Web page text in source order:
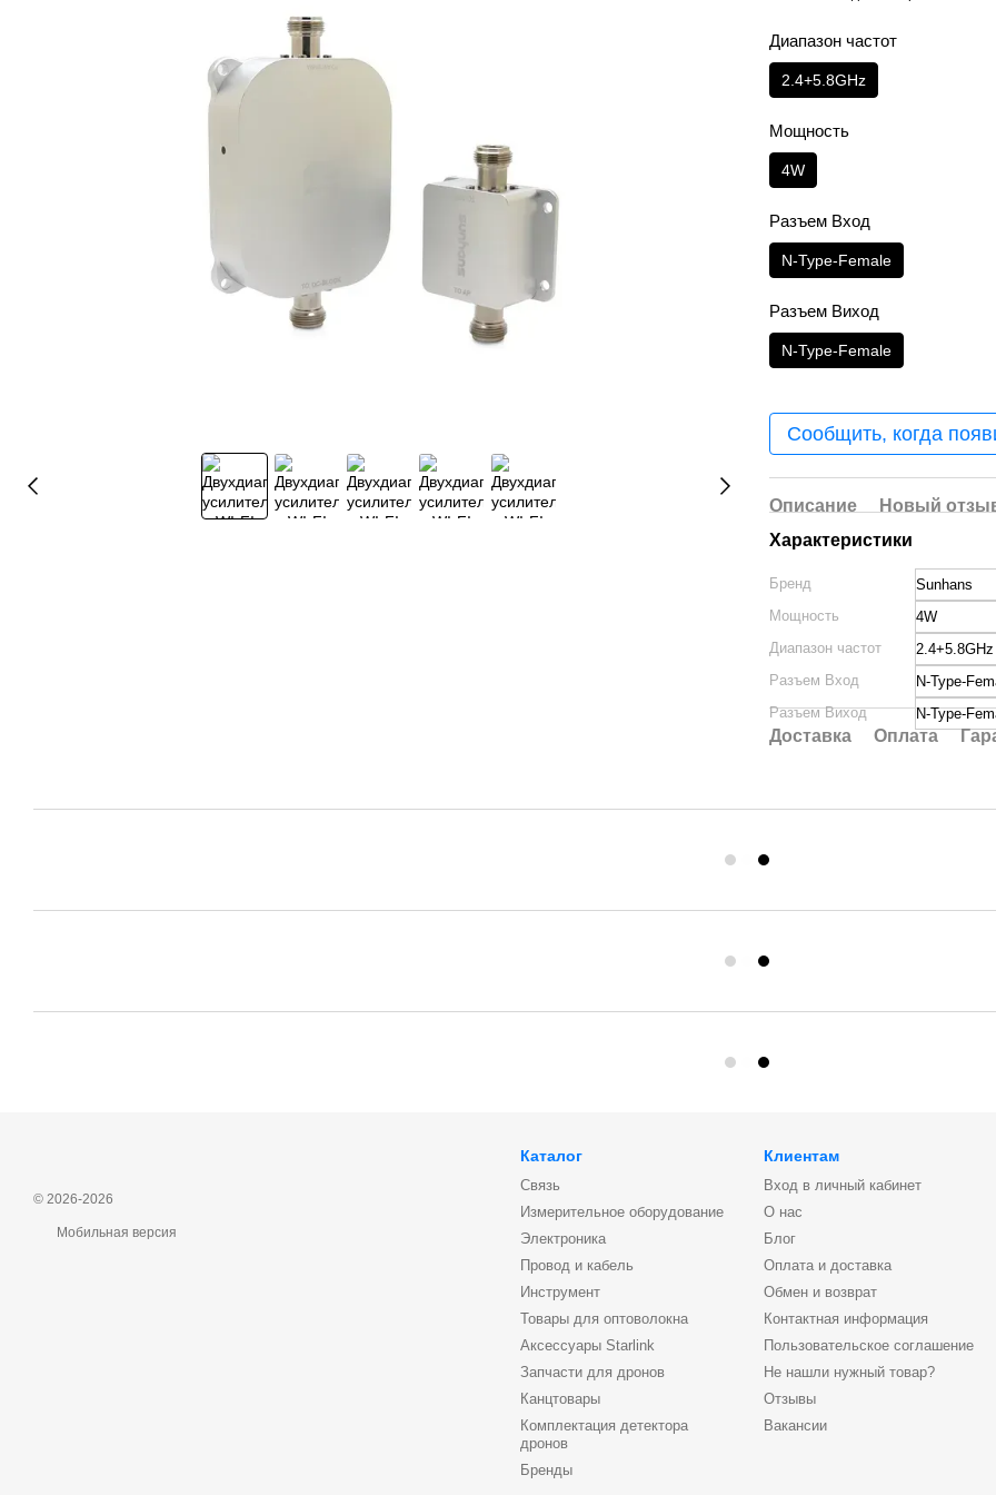
Диапазон частот
2.4+5.8GHz
Мощность
4W
Разъем Вход
N-Type-Female
Разъем Виход
N-Type-Female
Сообщить, когда
Описание
Новый
Характеристики
Бренд
Sunhans
Мощность
4W
Диапазон частот
2.4+5.8GHz
Разъем Вход
N-Type-
Разъем Виход
N-Type-
Доставка Оплата
© 2026-2026
Мобильная версия
Каталог
Связь
Измерительное оборудование
Электроника
Провод и кабель
Инструмент
Товары для оптоволокна
Аксессуары Starlink
Запчасти для дронов
Канцтовары
Комплектация детектора
дронов
Бренды
Клиентам
Вход в личный кабинет
О нас
Блог
Оплата и доставка
Обмен и возврат
Контактная информация
Пользовательское соглашение
Не нашли нужный товар?
Отзывы
Вакансии